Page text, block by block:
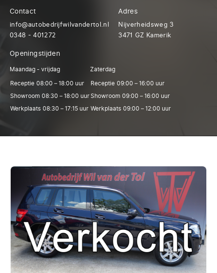
Contact
info@autobedrijfwilvandertol.nl
0348 - 401272
Adres
Nijverheidsweg 3
3471 GZ Kamerik
Openingstijden
Maandag - vrijdag
Receptie 08:00 – 18:00 uur
Showroom 08:30 – 18:00 uur
Werkplaats 08:30 – 17:15 uur
Zaterdag
Receptie 09:00 – 16:00 uur
Showroom 09:00 – 16:00 uur
Werkplaats 09:00 – 12:00 uur